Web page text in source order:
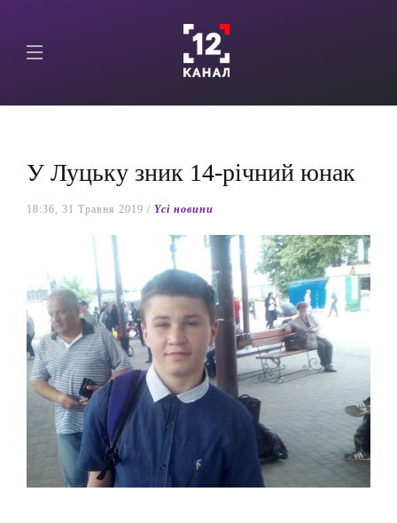
У Луцьку зник 14-річний юнак
18:36, 31 Травня 2019 / Yсі новини